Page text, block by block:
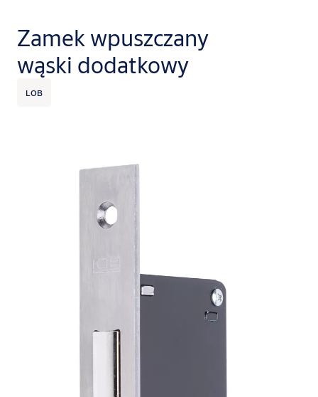
Zamek wpuszczany
wąski dodatkowy
LOB